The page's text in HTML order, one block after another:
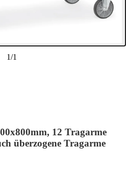
1/1
12 Tragarme
überzogene Tragarme